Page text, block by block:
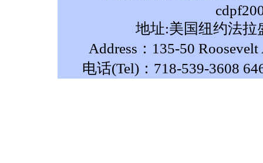
地址:美国纽约法拉
Address：135-50
电话(Tel)：718-539-3608